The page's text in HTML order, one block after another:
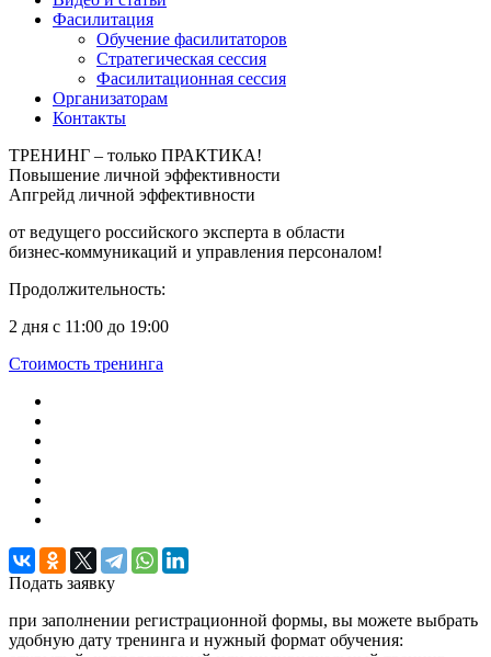
Фасилитация
Обучение фасилитаторов
Стратегическая сессия
Фасилитационная сессия
Организаторам
Контакты
ТРЕНИНГ – только ПРАКТИКА!
Повышение личной эффективности
Апгрейд личной эффективности
от ведущего российского эксперта в области
бизнес‑коммуникаций и управления персоналом!
Продолжительность:
2 дня с 11:00 до 19:00
Стоимость тренинга
Подать заявку
при заполнении регистрационной формы, вы можете выбрать
удобную дату тренинга и нужный формат обучения: